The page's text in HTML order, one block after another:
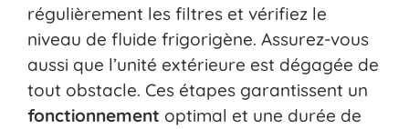
régulièrement les filtres et vérifiez le
niveau de fluide frigorigène. Assurez-vous
aussi que l’unité extérieure est dégagée de
tout obstacle. Ces étapes garantissent un
fonctionnement optimal et une durée de